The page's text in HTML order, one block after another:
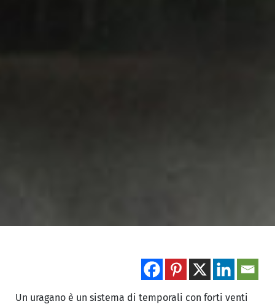
Un uragano è un sistema di temporali con forti venti